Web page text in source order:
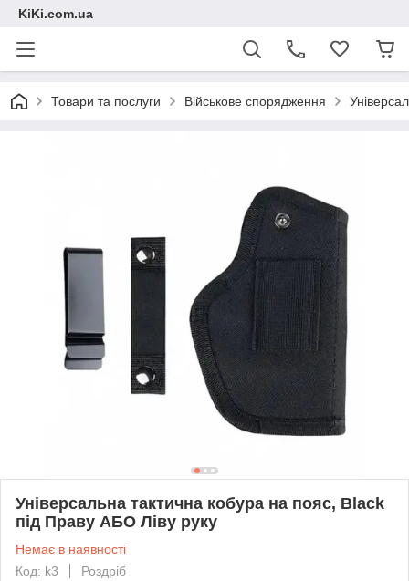
KiKi.com.ua
Товари та послуги Військове спорядження
Універсальна тактична кобура на пояс, Black
під Праву АБО Ліву руку
Немає в наявності
Код: k3
Роздріб